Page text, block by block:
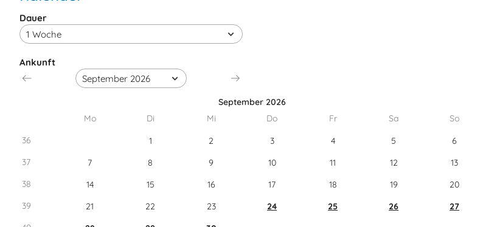
Ankunft
September 2026
Mo
Di Mi Do Fr Sa
So
36
1 2 3 4 5
6
37
7 8 9 10 11 12
13
38
14 15 16 17 18 19
20
39
21 22 23 24 25 26
27
Dauer